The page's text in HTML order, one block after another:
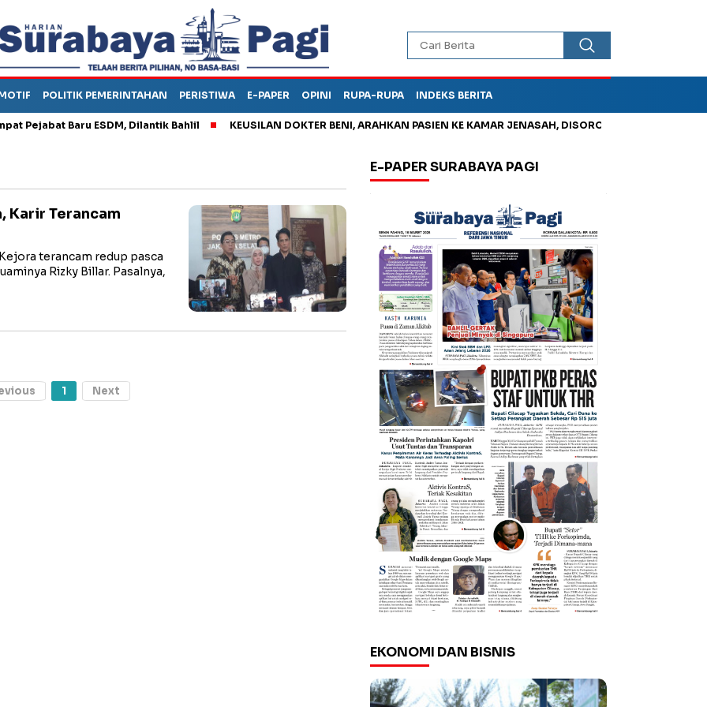
POLITIK PEMERINTAHAN PERISTIWA E-PAPER OPINI RUPA-RUPA INDEKS BERITA
Baru ESDM, Dilantik Bahlil KEUSILAN DOKTER BENI, ARAHKAN PASIEN KE KAMAR JENASAH, DISOROT
Karir Terancam
terancam redup pasca
Rizky Billar. Pasalnya,
1 Next
E-PAPER SURABAYA PAGI
EKONOMI DAN BISNIS